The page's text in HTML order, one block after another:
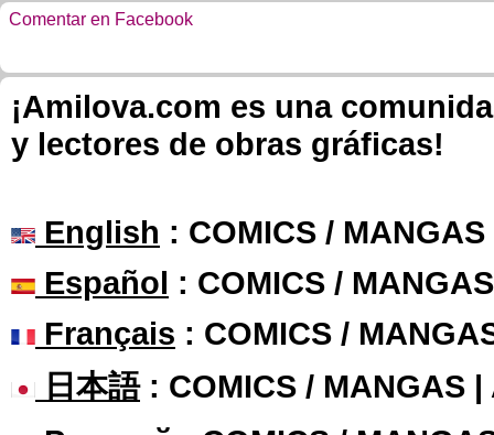
Comentar en Facebook
¡Amilova.com es una
y lectores de obras gráficas!
English : COMICS /
Español : COMICS /
Français : COMICS /
日本語: COMICS / MANGAS |